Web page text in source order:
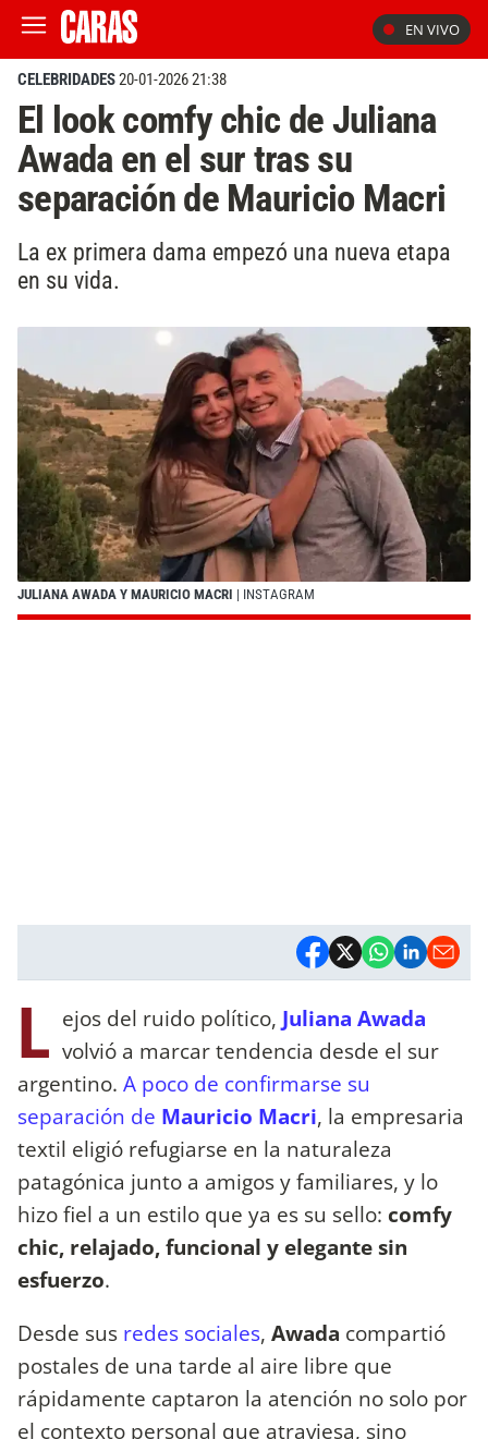
EN VIVO
CELEBRIDADES20-01-2026 21:38
El look comfy chic de Juliana
Awada en el sur tras su
separación de Mauricio Macri
La ex primera dama empezó una nueva etapa
en su vida.
JULIANA AWADA Y MAURICIO MACRI | INSTAGRAM
L ejos del ruido político, Juliana Awada
volvió a marcar tendencia desde el sur
argentino. A poco de confirmarse su
separación de Mauricio Macri, la empresaria
textil eligió refugiarse en la naturaleza
patagónica junto a amigos y familiares, y lo
hizo fiel a un estilo que ya es su sello: comfy
chic, relajado, funcional y elegante sin
esfuerzo.
Desde sus redes sociales, Awada compartió
postales de una tarde al aire libre que
rápidamente captaron la atención no solo por
el contexto personal que atraviesa, sino